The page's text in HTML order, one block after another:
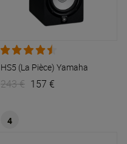
HS5 (La Pièce) Yamaha
243 € 157 €
4